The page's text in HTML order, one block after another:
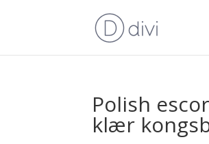
Polish
klær